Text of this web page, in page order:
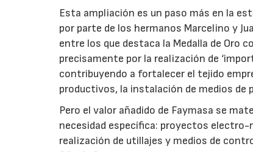
Esta ampliación es un paso más en la
por parte de los hermanos Marcelino y
entre los que destaca la Medalla de Oro
precisamente por la realización de
contribuyendo a fortalecer el tejido
productivos, la instalación de medios de
Pero el valor añadido de Faymasa se
necesidad específica: proyectos
realización de utillajes y medios de